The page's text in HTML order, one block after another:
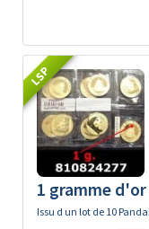
LSP
1 gramme
Issu d un lot de 10